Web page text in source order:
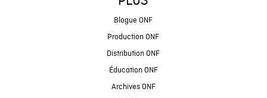
Blogue ONF
Production ONF
Distribution ONF
Éducation ONF
Archives ONF